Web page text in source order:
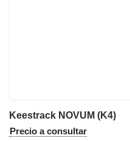
Keestrack NOVUM (K4)
Precio a consultar